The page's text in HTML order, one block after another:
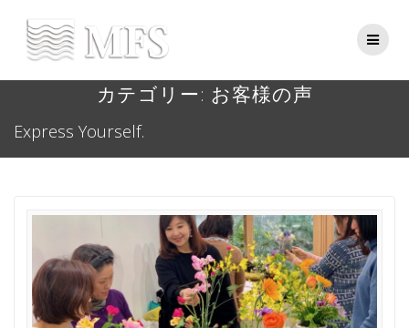
カテゴリー: お客様の声
Express Yourself.